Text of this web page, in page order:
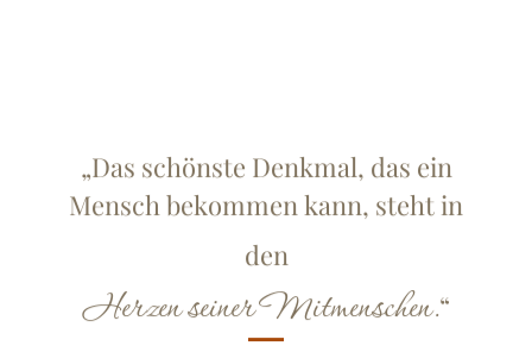
„Das schönste Denkmal, das ein
Mensch bekommen kann, steht in
den
Herzen seiner Mitmenschen.“